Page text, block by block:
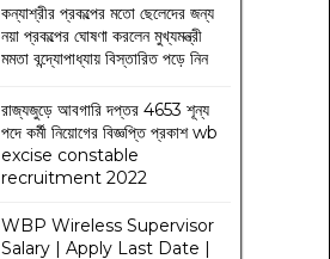
কন্যাশ্রীর প্রকল্পের মতো ছেলেদের জন্য
নয়া প্রকল্পের ঘোষণা করলেন মুখ্যমন্ত্রী
মমতা বন্দ্যোপাধ্যায় বিস্তারিত পড়ে নিন
রাজ্যজুড়ে আবগারি দপ্তর 4653 শূন্য
পদে কর্মী নিয়োগের বিজ্ঞপ্তি প্রকাশ wb
excise constable
recruitment 2022
WBP Wireless Supervisor
Salary | Apply Last Date |